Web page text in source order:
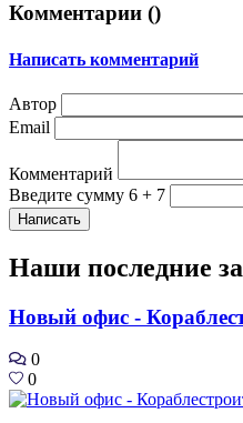
Комментарии ()
Написать комментарий
Автор
Email
Комментарий
Введите сумму 6 + 7
Написать
Наши последние
Новый офис -
0
0